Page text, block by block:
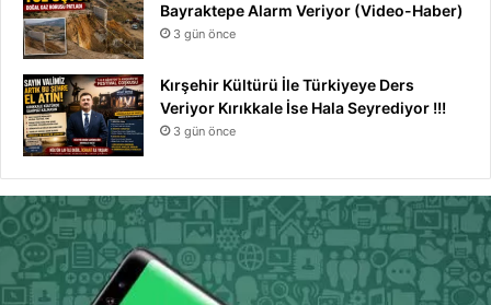
Bayraktepe Alarm Veriyor (Video-Haber)
3 gün önce
Kırşehir Kültürü İle Türkiyeye Ders
Veriyor Kırıkkale İse Hala Seyrediyor !!!
3 gün önce